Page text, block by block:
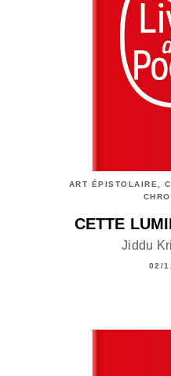
ART ÉPISTOLAIRE,
CETTE
Jiddu
02/